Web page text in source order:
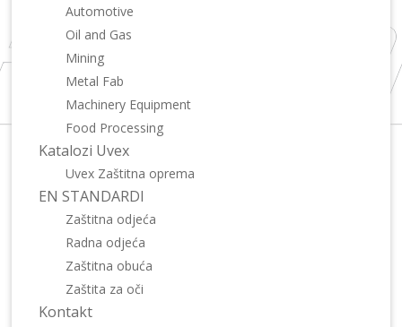
Automotive
Oil and Gas
Mining
Metal Fab
Machinery Equipment
Food Processing
Katalozi Uvex
Uvex Zaštitna oprema
EN STANDARDI
Zaštitna odjeća
Radna odjeća
Zaštitna obuća
Zaštita za oči
Kontakt